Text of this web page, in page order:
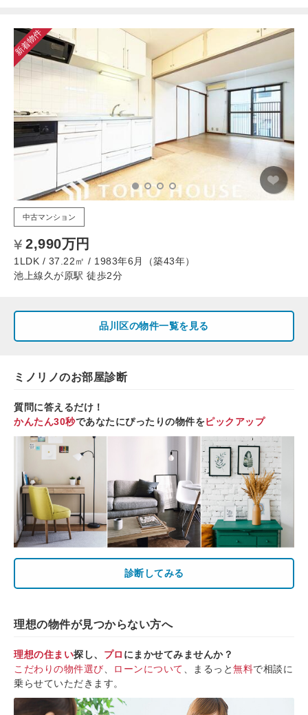
新着物件
中古マンション
2,990万円
1LDK / 37.22㎡ / 1983年6月（築43年）
池上線久が原駅 徒歩2分
品川区の物件一覧を見る
ミノリノのお部屋診断
質問に答えるだけ！
かんたん30秒であなたにぴったりの物件をピックアップ
診断してみる
理想の物件が見つからない方へ
理想の住まい探し、 プロ にまかせてみませんか？
こだわりの物件選び
ローンについて 、まるっと無料で相談に
乗らせていただきます。